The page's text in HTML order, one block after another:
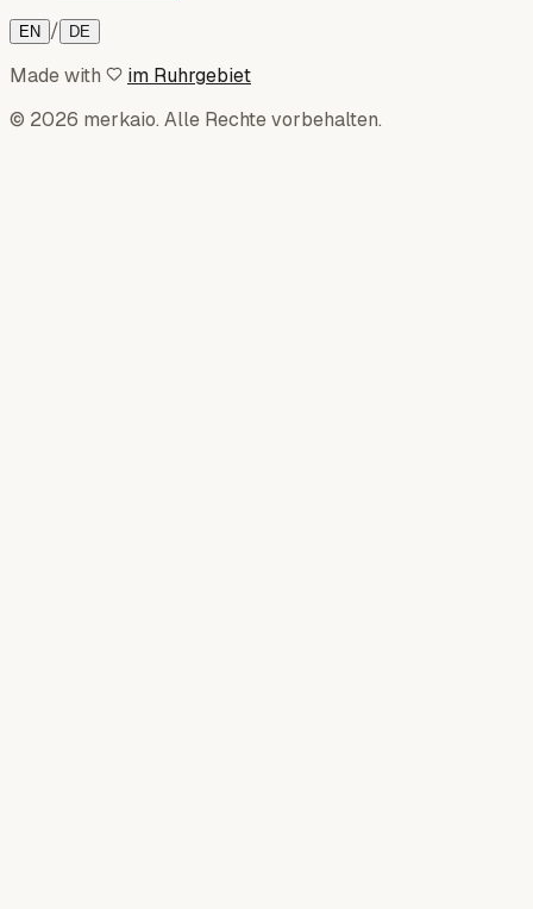
EN / DE
Made with
im Ruhrgebiet
© 2026 merkaio. Alle Rechte vorbehalten.